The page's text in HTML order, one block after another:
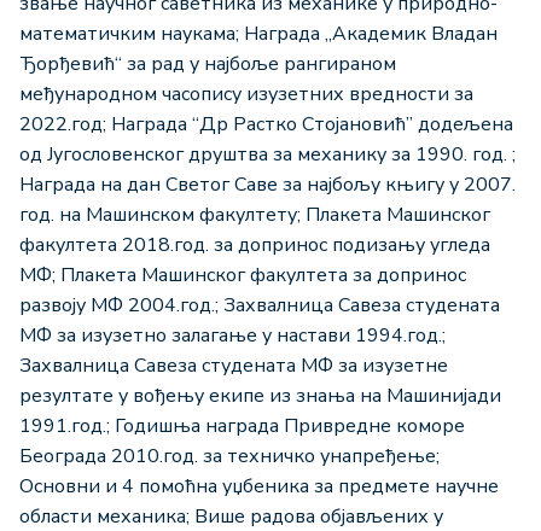
математичким наукама; Награда „Академик Владан
Ђорђевић“ за рад у најбоље рангираном
међународном часопису изузетних вредности за
2022.год; Награда “Др Растко Стојановић” додељена
од Југословенског друштва за механику за 1990. год. ;
Награда на дан Светог Саве за најбољу књигу у 2007.
год. на Машинском факултету; Плакета Машинског
факултета 2018.год. за допринос подизању угледа
МФ; Плакета Машинског факултета за допринос
развоју МФ 2004.год.; Захвалница Савеза студената
МФ за изузетно залагање у настави 1994.год.;
Захвалница Савеза студената МФ за изузетне
резултате у вођењу екипе из знања на Машинијади
1991.год.; Годишња награда Привредне коморе
Београда 2010.год. за техничко унапређење;
Основни и 4 помоћна уџбеника за предмете научне
области механика; Више радова објављених у